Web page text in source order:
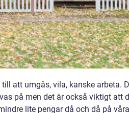
att umgås, vila, kanske arbeta.
på men det är också viktigt att
lite pengar då och då på